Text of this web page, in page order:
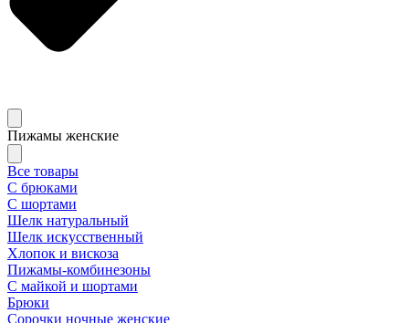
Пижамы женские
Все товары
С брюками
С шортами
Шелк натуральный
Шелк искусственный
Хлопок и вискоза
Пижамы-комбинезоны
С майкой и шортами
Брюки
Сорочки ночные женские